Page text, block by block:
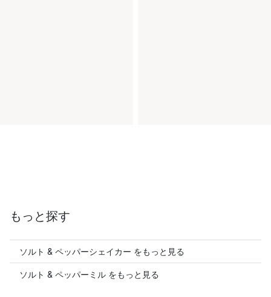
もっと探す
ソルト & ペッパーシェイカー をもっと見る
ソルト & ペッパーミル をもっと見る